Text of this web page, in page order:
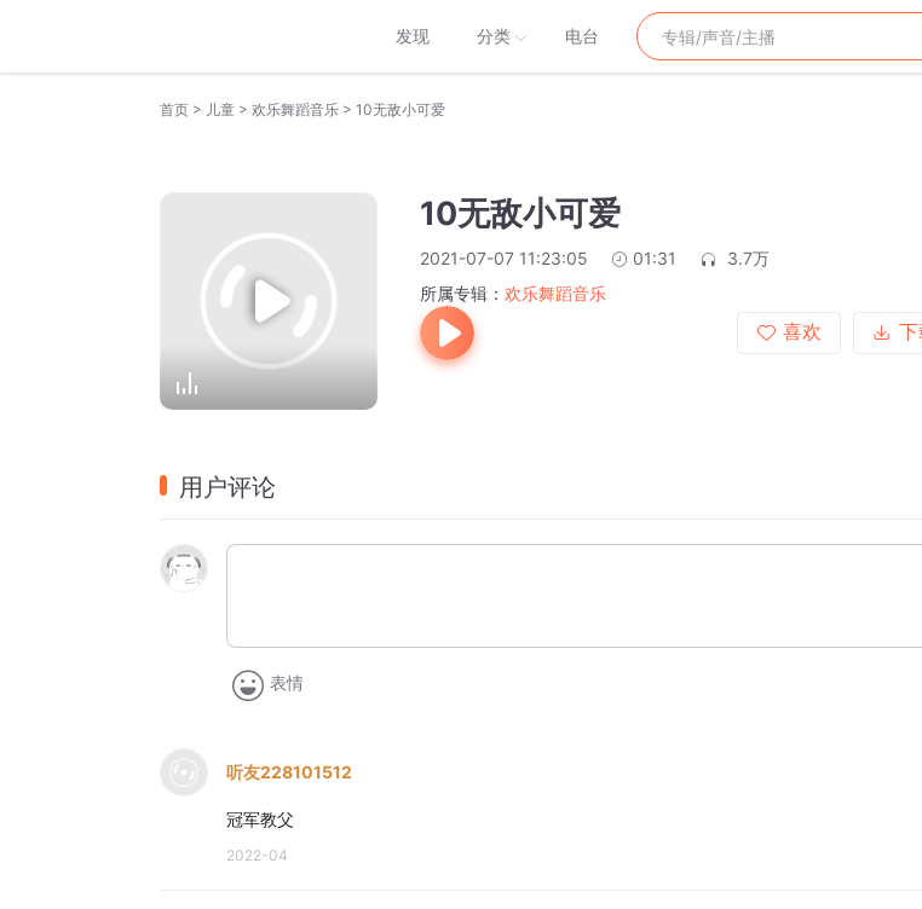
发现 分类 电台
首页 > 儿童 > 欢乐舞蹈音乐 > 10无敌小可爱
10无敌小可爱
2021-07-07 11:23:05 01:31
3.7万
所属专辑： 欢乐舞蹈音乐
喜欢
下
用户评论
表情
听友228101512
冠军教父
2022-04